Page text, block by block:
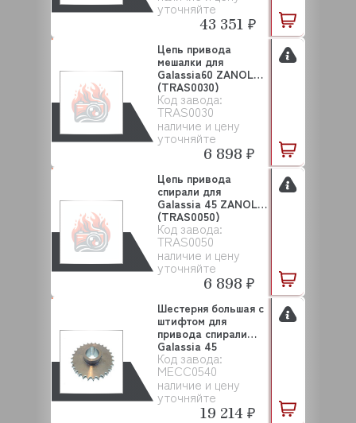
уточняйте
43 351 ₽
Код завода:
TRAS0030
наличие и цену
уточняйте
Цепь привода
мешалки для
Galassia60 ZANOLLI
(TRAS0030)
6 898 ₽
Код завода:
TRAS0050
наличие и цену
уточняйте
Цепь привода
спирали для
Galassia 45 ZANOLLI
(TRAS0050)
6 898 ₽
Код завода:
MECC0540
наличие и цену
уточняйте
Шестерня большая с
штифтом для
привода спирали
Galassia 45
ZANOLL...
19 214 ₽